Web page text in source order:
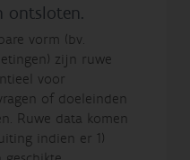
ontsloten.
vorm (bv.
zijn ruwe
voor
of doeleinden
Ruwe data komen
indien er 1)